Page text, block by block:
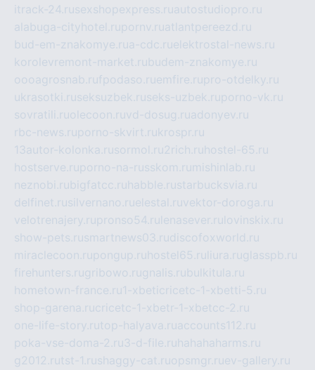
itrack-24.rusexshopexpress.ruautostudiopro.ru
alabuga-cityhotel.rupornv.ruatlantpereezd.ru
bud-em-znakomye.rua-cdc.ruelektrostal-news.ru
korolevremont-market.rubudem-znakomye.ru
oooagrosnab.rufpodaso.ruemfire.rupro-otdelky.ru
ukrasotki.ruseksuzbek.ruseks-uzbek.ruporno-vk.ru
sovratili.ruolecoon.ruvd-dosug.ruadonyev.ru
rbc-news.ruporno-skvirt.rukrospr.ru
13autor-kolonka.rusormol.ru2rich.ru hostel-65.ru
hostserve.ruporno-na-russkom.ru mishinlab.ru
neznobi.rubigfatcc.ru habble.rustarbucksvia.ru
delfinet.rusilvernano.ruelestal.ruvektor-doroga.ru
velotrenajery.rupronso54.ru lenasever.ru lovinskix.ru
show-pets.rusmartnews03.rudiscofoxworld.ru
miraclecoon.rupongup.ru hostel65.ru liura.ruglasspb.ru
firehunters.rugribowo.rugnalis.rubulkitula.ru
hometown-france.ru1-xbeticricetc-1-xbetti-5.ru
shop-garena.rucricetc-1-xbetr-1-xbetcc-2.ru
one-life-story.rutop-halyava.ruaccounts112.ru
poka-vse-doma-2.ru3-d-file.ru hahahaharms.ru
g2012.rutst-1.rushaggy-cat.ruopsmgr.ruev-gallery.ru